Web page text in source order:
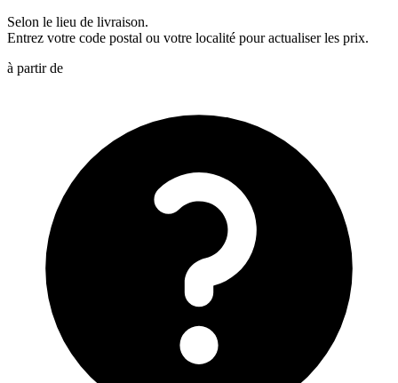
Selon le lieu de livraison.
Entrez votre code postal ou votre localité pour actualiser les prix.
à partir de